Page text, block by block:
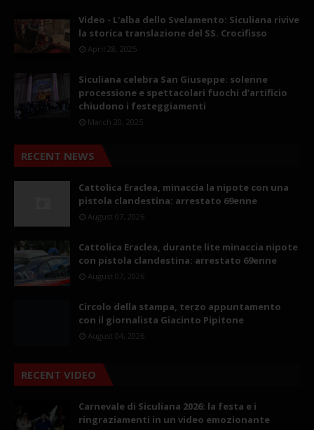
Video - L'alba dello Svelamento: Siculiana rivive
la storica translazione del SS. Crocifisso
April 28, 2025
Siculiana celebra San Giuseppe: solenne
processione e spettacolari fuochi d’artificio
chiudono i festeggiamenti
March 20, 2025
RECENT NEWS
Cattolica Eraclea, minaccia la nipote con una
pistola clandestina: arrestato 69enne
August 07, 2026
Cattolica Eraclea, durante lite minaccia nipote
con pistola clandestina: arrestato 69enne
August 07, 2026
Circolo della stampa, terzo appuntamento
con il giornalista Giacinto Pipitone
August 04, 2026
RECENT VIDEO
Carnevale di Siculiana 2026: la festa e i
ringraziamenti in un video emozionante